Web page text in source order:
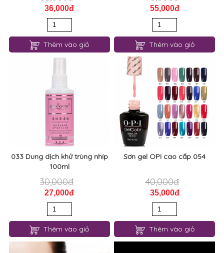
36,000đ
Thêm vào giỏ
55,000đ
Thêm vào giỏ
033 Dung dịch khử trùng nhíp
100ml
30,000đ
27,000đ
Thêm vào giỏ
Sơn gel OPI cao cấp 054
40,000đ
35,000đ
Thêm vào giỏ